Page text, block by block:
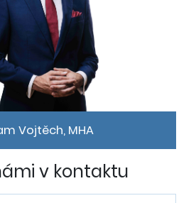
Vojtěch, MHA
v kontaktu